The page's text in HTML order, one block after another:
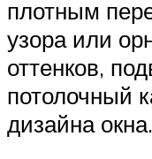
плотным
узора или
оттенков,
потолочный
дизайна окна.